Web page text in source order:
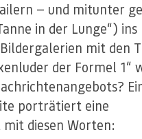
— und mitunter
in der Lunge“) ins
mit den
der Formel 1“
porträtiert eine
mit diesen Worten: